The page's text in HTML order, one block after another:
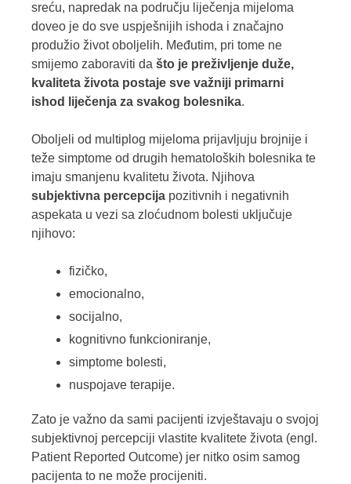
sreću, napredak na području liječenja mijeloma
doveo je do sve uspješnijih ishoda i značajno
produžio život oboljelih. Međutim, pri tome ne
smijemo zaboraviti da što je preživljenje duže,
kvaliteta života postaje sve važniji primarni
ishod liječenja za svakog bolesnika.
Oboljeli od multiplog mijeloma prijavljuju brojnije i
teže simptome od drugih hematoloških bolesnika te
imaju smanjenu kvalitetu života. Njihova
subjektivna percepcija pozitivnih i negativnih
aspekata u vezi sa zloćudnom bolesti uključuje
njihovo:
fizičko,
emocionalno,
socijalno,
kognitivno funkcioniranje,
simptome bolesti,
nuspojave terapije.
Zato je važno da sami pacijenti izvještavaju o svojoj
subjektivnoj percepciji vlastite kvalitete života (engl.
Patient Reported Outcome) jer nitko osim samog
pacijenta to ne može procijeniti.